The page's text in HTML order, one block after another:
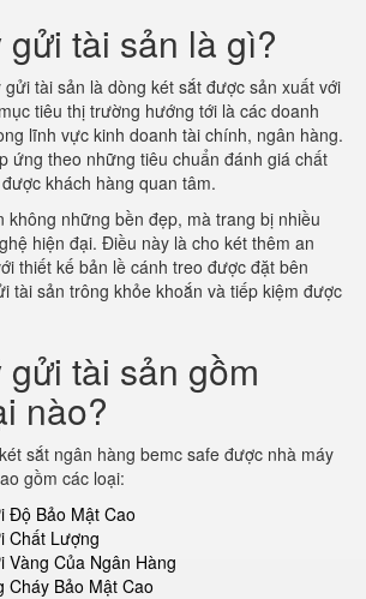
gửi tài sản là gì?
tài sản là dòng két sắt được sản xuất với
tiêu thị trường hướng tới là các doanh
lĩnh vực kinh doanh tài chính, ngân hàng.
ứng theo những tiêu chuẩn đánh giá chất
khách hàng quan tâm.
không những bền đẹp, mà trang bị nhiều
hiện đại. Điều này là cho két thêm an
thiết kế bản lề cánh treo được đặt bên
tài sản trông khỏe khoắn và tiếp kiệm được
gửi tài sản gồm
nào?
sắt ngân hàng bemc safe được nhà máy
gồm các loại:
Độ Bảo Mật Cao
Chất Lượng
Vàng Của Ngân Hàng
Cháy Bảo Mật Cao